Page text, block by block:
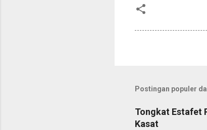
Postingan populer
Tongkat Estafet
Kasat